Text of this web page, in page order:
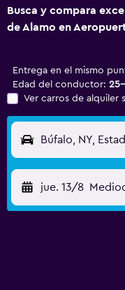
Busca y compara
de Alamo en
Entrega en el mismo
Edad del conductor:
Ver carros de alquiler
Búfalo, NY,
jue. 13/8